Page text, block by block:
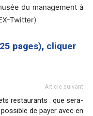
du management à
Twitter)
pages), cliquer
Article suivant
restaurants : que sera-
de payer avec en